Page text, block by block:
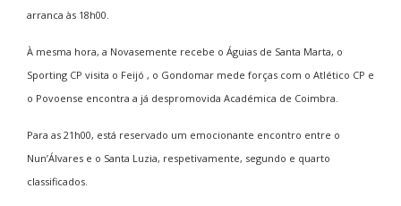
arranca às 18h00.
À mesma hora, a Novasemente recebe o Águias de Santa Marta, o
Sporting CP visita o Feijó , o Gondomar mede forças com o Atlético CP e
o Povoense encontra a já despromovida Académica de Coimbra.
Para as 21h00, está reservado um emocionante encontro entre o
Nun’Álvares e o Santa Luzia, respetivamente, segundo e quarto
classificados.